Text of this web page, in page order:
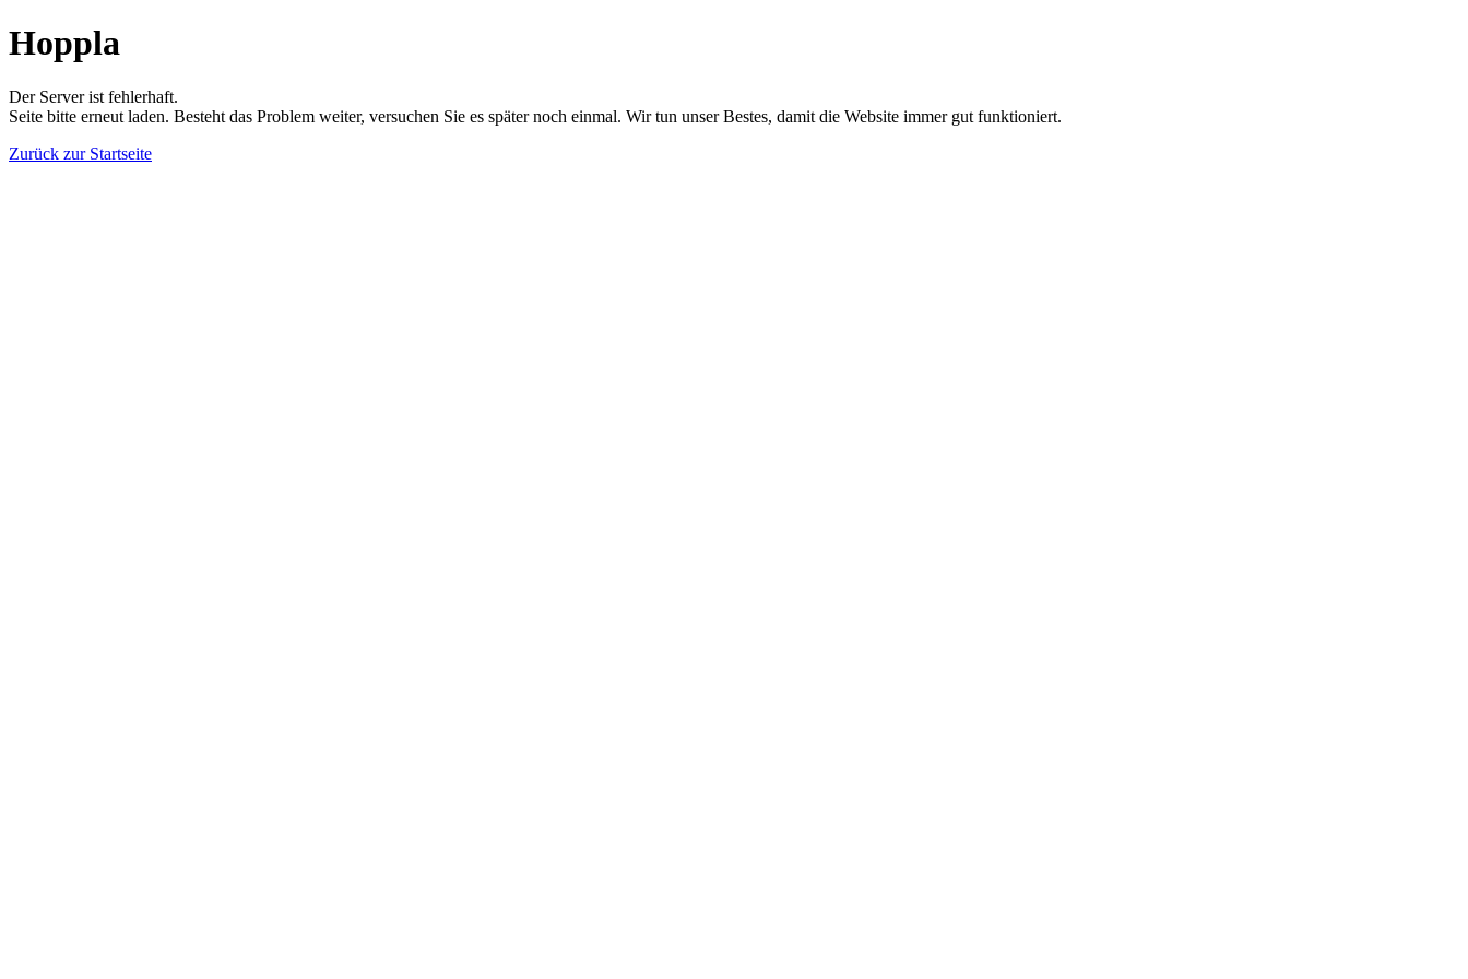
Hoppla
Der Server ist fehlerhaft.
Seite bitte erneut laden. Besteht das Problem weiter, versuchen Sie es später noch einmal. Wir tun unser Bestes, damit die Website immer gut funktioniert.
Zurück zur Startseite